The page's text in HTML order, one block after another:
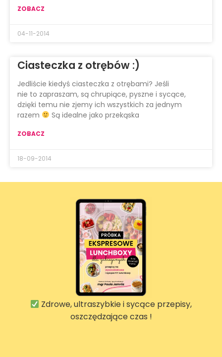
ZOBACZ
04-11-2014
Ciasteczka z otrębów :)
Jedliście kiedyś ciasteczka z otrębami? Jeśli
nie to zapraszam, są chrupiące, pyszne i sycące,
dzięki temu nie zjemy ich wszystkich za jednym
razem
Są idealne jako przekąska
ZOBACZ
18-09-2014
Zdrowe, ultraszybkie i sycące przepisy,
oszczędzające czas !